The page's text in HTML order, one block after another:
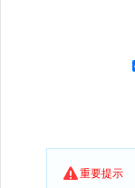
重要提示